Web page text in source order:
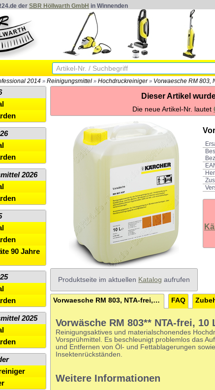
der SBR Höllwarth GmbH in Winnenden
2014 » Reinigungsmittel » Hochdruckreiniger» Vorwaesche RM 803,
Dieser Artikel
Die neue Artikel-Nr. lautet
Produktseite im aktuellen Katalog aufrufen
Vorwaesche RM 803, NTA-frei, 10 L FAQ
Vorwäsche RM 803** NTA-frei, 10
Reinigungsaktives und materialschonendes
Vorsprühmittel. Es beschleunigt problemlos das
und Entfernen von Öl- und Fettablagerungen sowie
Insektenrückständen.
Weitere Informationen
2026
90 Jahre
2025